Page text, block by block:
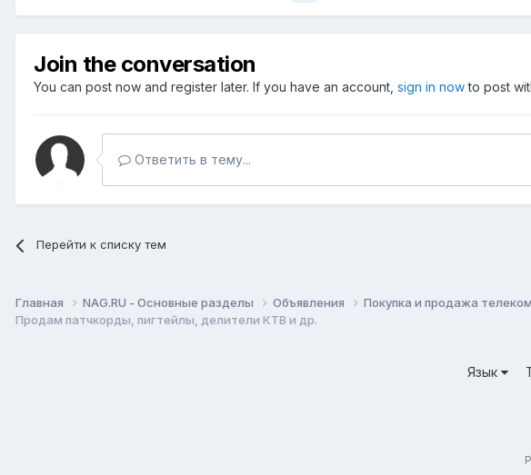
Join the conversation
You can post now and register later. If you have an account, sign in nowto post
Ответить в тему...
Перейти к списку тем
Главная NAG.RU - Основные разделы Объявления
Покупка и продажа
Продам патчкорды, пигтейлы, делители КТВ и др.
Язык